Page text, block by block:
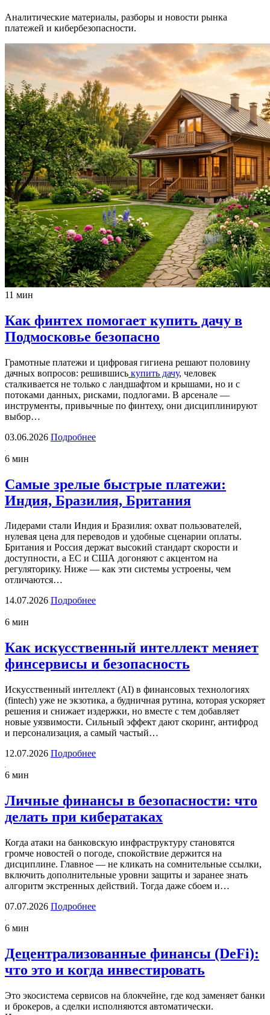
Аналитические материалы, разборы и новости рынка
платежей и кибербезопасности.
11 мин
Как финтех помогает купить дачу в
Подмосковье безопасно
Грамотные платежи и цифровая гигиена решают половину
дачных вопросов: решившись купить дачу, человек
сталкивается не только с ландшафтом и крышами, но и с
потоками данных, рисками, подлогами. В арсенале —
инструменты, привычные по финтеху, они дисциплинируют
выбор…
03.06.2026 Подробнее
6 мин
Самые зрелые быстрые платежи:
Индия, Бразилия, Британия
Лидерами стали Индия и Бразилия: охват пользователей,
нулевая цена для переводов и удобные сценарии оплаты.
Британия и Россия держат высокий стандарт скорости и
доступности, а ЕС и США догоняют с акцентом на
регуляторику. Ниже — как эти системы устроены, чем
отличаются…
14.07.2026 Подробнее
6 мин
Как искусственный интеллект меняет
финсервисы и безопасность
Искусственный интеллект (AI) в финансовых технологиях
(fintech) уже не экзотика, а будничная рутина, которая ускоряет
решения и снижает издержки, но вместе с тем добавляет
новые уязвимости. Сильный эффект дают скоринг, антифрод
и персонализация, а самый частый…
12.07.2026 Подробнее
6 мин
Личные финансы в безопасности: что
делать при кибератаках
Когда атаки на банковскую инфраструктуру становятся
громче новостей о погоде, спокойствие держится на
дисциплине. Главное — не кликать на сомнительные ссылки,
включить дополнительные уровни защиты и заранее знать
алгоритм экстренных действий. Тогда даже сбоем и…
07.07.2026 Подробнее
6 мин
Децентрализованные финансы (DeFi):
что это и когда инвестировать
Это экосистема сервисов на блокчейне, где код заменяет банки
и брокеров, а сделки исполняются автоматически.